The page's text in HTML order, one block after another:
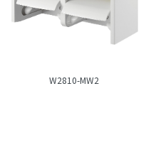
W2810-MW2